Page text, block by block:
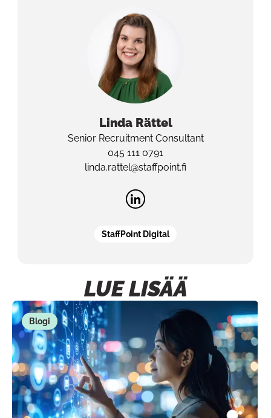
Linda Rättel
Senior Recruitment Consultant
045 111 0791
linda.rattel@staffpoint.fi
StaffPoint Digital
LUE LISÄÄ
Blogi